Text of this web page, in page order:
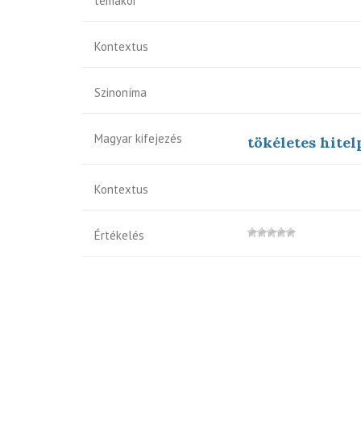
Kontextus
Szinoníma
Magyar kifejezés tökéletes
Kontextus
Értékelés